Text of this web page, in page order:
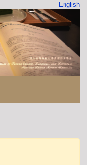
English